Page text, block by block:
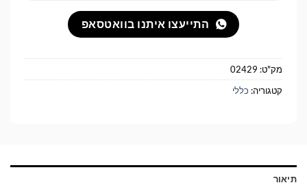
התייעצו איתנו בוואטסאפ
מק"ט: 02429
קטגוריה: כללי
תיאור